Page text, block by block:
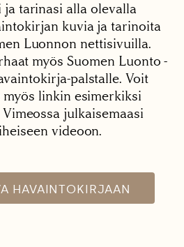
ja tarinasi alla olevalla
kuvia ja tarinoita
Luonnon nettisivuilla.
myös Suomen Luonto -
palstalle. Voit
myös linkin esimerkiksi
julkaisemaasi
videoon.
HAVAINTOKIRJAAN